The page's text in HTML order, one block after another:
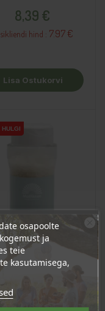
8,39 €
hind : 7.97 €
Lisa Ostukorvi
HULGI
HULGI
osapoolte
ja
teie
kasutamisega,